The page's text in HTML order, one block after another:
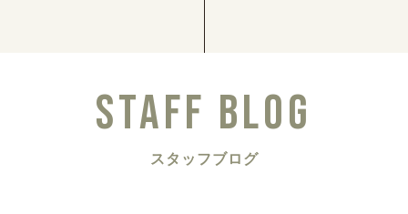
STAFF BLOG
スタッフブログ